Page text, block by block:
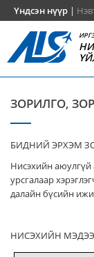
Үндсэн нүүр |
ЗОРИЛГО,
БИДНИЙ ЭРХЭМ
Нисэхийн аюулгүй
урсгалаар
далайн бүсийн
НИСЭХИЙН